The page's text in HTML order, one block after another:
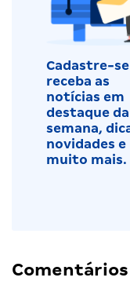
Cadastre-
receba as
notícias em
destaque da
semana,
novidades e
muito mais.